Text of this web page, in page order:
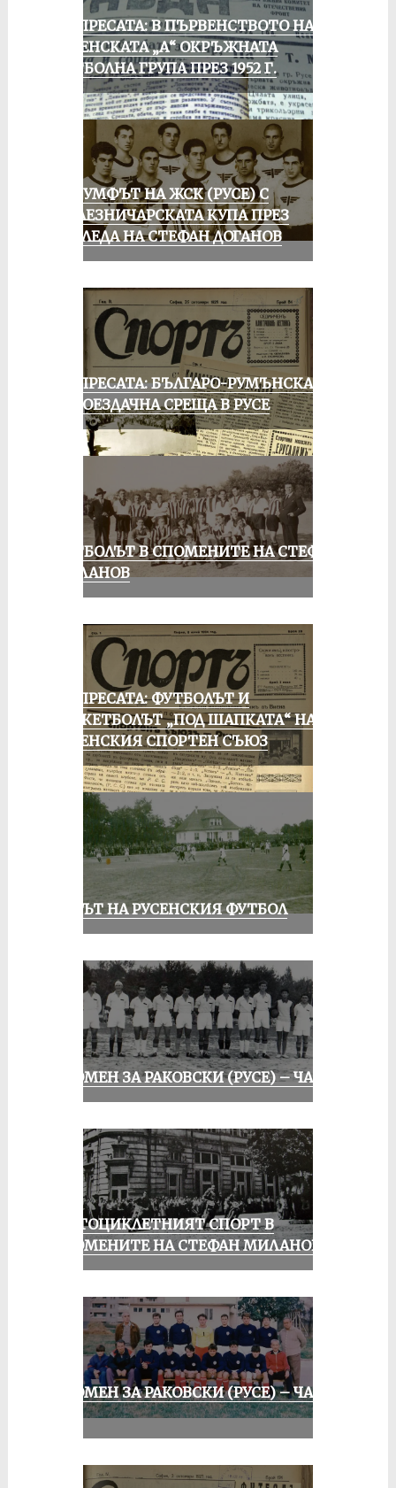
ОТ ПРЕСАТА: В ПЪРВЕНСТВОТО НА
РУСЕНСКАТА „А“ ОКРЪЖНАТА
ФУТБОЛНА ГРУПА ПРЕЗ 1952 Г.
ТРИУМФЪТ НА ЖСК (РУСЕ) С
ЖЕЛЕЗНИЧАРСКАТА КУПА ПРЕЗ
ПОГЛЕДА НА СТЕФАН ДОГАНОВ
ОТ ПРЕСАТА: БЪЛГАРО-РУМЪНСКА
КОЛОЕЗДАЧНА СРЕЩА В РУСЕ
ФУТБОЛЪТ В СПОМЕНИТЕ НА СТЕФАН
МИЛАНОВ
ОТ ПРЕСАТА: ФУТБОЛЪТ И
БАСКЕТБОЛЪТ „ПОД ШАПКАТА“ НА
РУСЕНСКИЯ СПОРТЕН СЪЮЗ
ВЕКЪТ НА РУСЕНСКИЯ ФУТБОЛ
СПОМЕН ЗА РАКОВСКИ (РУСЕ) – ЧАСТ I
МОТОЦИКЛЕТНИЯТ СПОРТ В
СПОМЕНИТЕ НА СТЕФАН МИЛАНОВ
СПОМЕН ЗА РАКОВСКИ (РУСЕ) – ЧАСТ